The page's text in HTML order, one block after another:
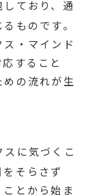
ており、通
ものです。
・マインド
すること
の流れが生
に気づくこ
そらさず
とから始ま